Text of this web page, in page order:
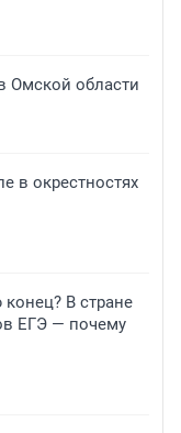
Омской области
в окрестностях
В стране
ЕГЭ — почему